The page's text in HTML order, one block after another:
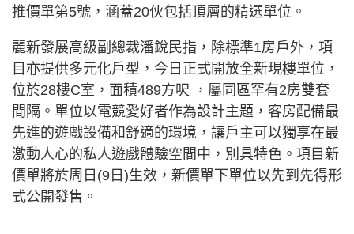
推價單第5號，涵蓋20伙包括頂層的精選單位。
麗新發展高級副總裁潘銳民指，除標準1房戶外，項
目亦提供多元化戶型，今日正式開放全新現樓單位，
位於28樓C室，面積489方呎 ，屬同區罕有2房雙套
間隔。單位以電競愛好者作為設計主題，客房配備最
先進的遊戲設備和舒適的環境，讓戶主可以獨享在最
激動人心的私人遊戲體驗空間中，別具特色。項目新
價單將於周日(9日)生效，新價單下單位以先到先得形
式公開發售。